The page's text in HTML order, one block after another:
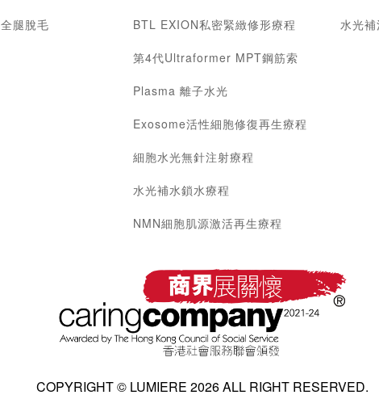
全腿脫毛 BTL EXION私密緊緻修形療程
第4代Ultraformer MPT鋼筋索
Plasma 離子水光
Exosome活性細胞修復再生療程
細胞水光無針注射療程
水光補水鎖水療程
NMN細胞肌源激活再生療程
水光
COPYRIGHT © LUMIERE 2026 ALL RIGHT RESERVED.